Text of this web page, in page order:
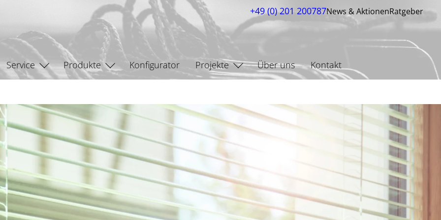
+49 (0) 201 200787News & AktionenRatgeber
Service Produkte Konfigurator Projekte Über uns Kontakt